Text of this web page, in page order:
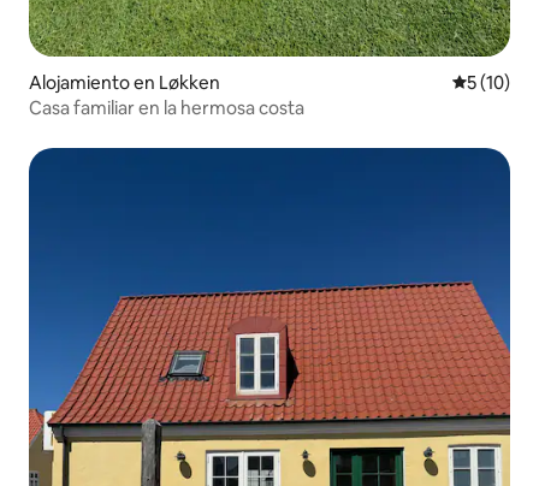
Alojamiento en Løkken
5 (10)
Casa familiar en la hermosa costa